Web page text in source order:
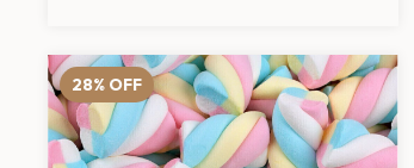
28% OFF